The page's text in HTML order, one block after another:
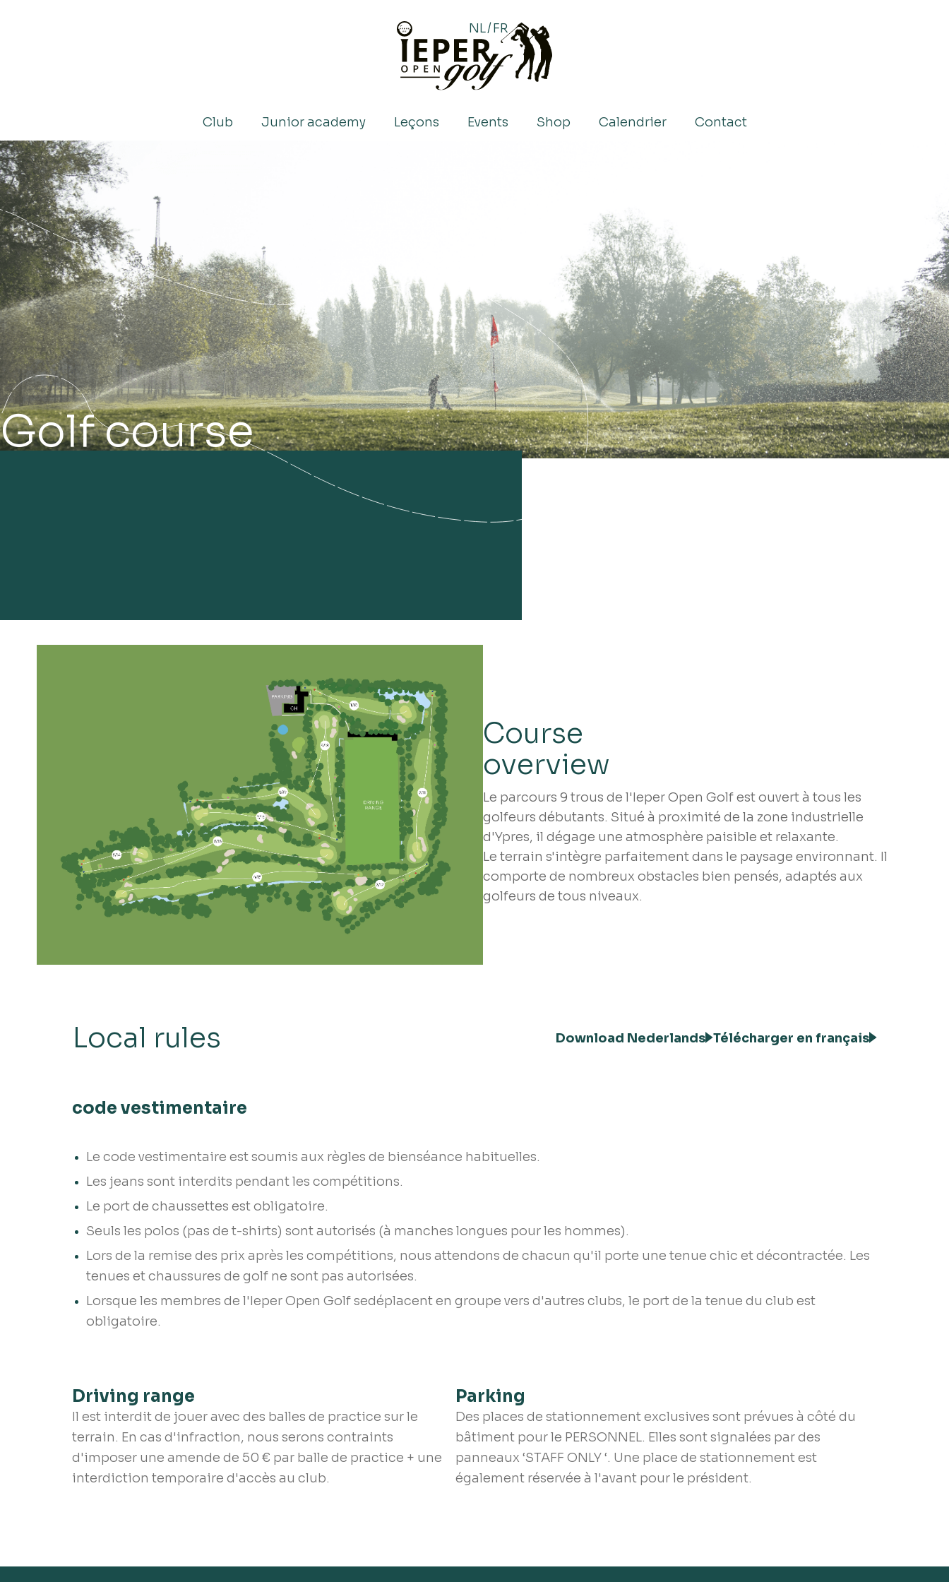
NL/FR
Club Junior academy Leçons Events Shop Calendrier Contact
Golf course
Course
overview
Le parcours 9 trous de l'Ieper Open Golf est ouvert à tous les
golfeurs débutants. Situé à proximité de la zone industrielle
d'Ypres, il dégage une atmosphère paisible et relaxante.
Le terrain s'intègre parfaitement dans le paysage environnant. Il
comporte de nombreux obstacles bien pensés, adaptés aux
golfeurs de tous niveaux.
Local rules Download Nederlands Télécharger en français
code vestimentaire
Le code vestimentaire est soumis aux règles de bienséance habituelles.
Les jeans sont interdits pendant les compétitions.
Le port de chaussettes est obligatoire.
Seuls les polos (pas de t-shirts) sont autorisés (à manches longues pour les hommes).
Lors de la remise des prix après les compétitions, nous attendons de chacun qu'il porte une tenue chic et décontractée. Les
tenues et chaussures de golf ne sont pas autorisées.
Lorsque les membres de l'Ieper Open Golf sedéplacent en groupe vers d'autres clubs, le port de la tenue du club est
obligatoire.
Driving range
Il est interdit de jouer avec des balles de practice sur le
terrain. En cas d'infraction, nous serons contraints
d'imposer une amende de 50 € par balle de practice + une
interdiction temporaire d'accès au club.
Parking
Des places de stationnement exclusives sont prévues à côté du
bâtiment pour le PERSONNEL. Elles sont signalées par des
panneaux ‘STAFF ONLY ‘. Une place de stationnement est
également réservée à l'avant pour le président.